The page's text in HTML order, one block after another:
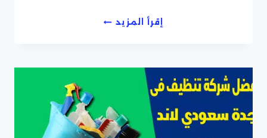
إقرأ المزيدشركة
جدة